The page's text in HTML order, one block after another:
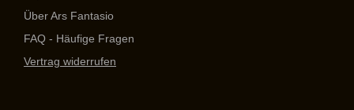
Über Ars Fantasio
FAQ - Häufige Fragen
Vertrag widerrufen